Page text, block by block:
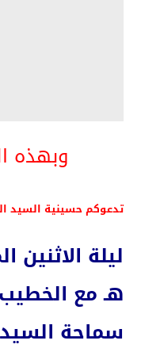
وبهذه
تدعوكم حسينية السيد
هـ مع الخطيب
سماحة